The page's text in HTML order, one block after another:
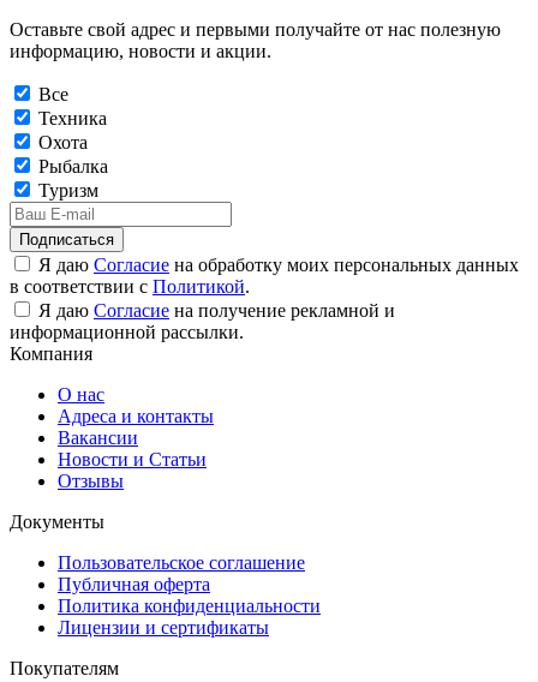
Оставьте свой адрес и первыми получайте от нас полезную
информацию, новости и акции.
Все
Техника
Охота
Рыбалка
Туризм
Подписаться
Я даю Согласие на обработку моих персональных данных
в соответствии с Политикой.
Я даю Согласие на получение рекламной и
информационной рассылки.
Компания
О нас
Адреса и контакты
Вакансии
Новости и Статьи
Отзывы
Документы
Пользовательское соглашение
Публичная оферта
Политика конфиденциальности
Лицензии и сертификаты
Покупателям